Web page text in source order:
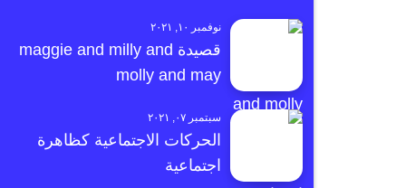
نوفمبر ١٠, ٢٠٢١
قصيدة maggie and milly and
molly and may
سبتمبر ٠٧, ٢٠٢١
الحركات الاجتماعية كظاهرة
اجتماعية